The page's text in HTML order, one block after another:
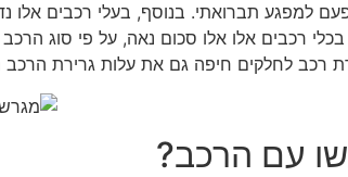
למפגע תברואתי. בנוסף, בעלי רכבים אלו
רכבים אלו אלו סכום נאה, על פי סוג
רכב לחלקים חיפה גם את עלות גרירת הרכב
עם הרכב?